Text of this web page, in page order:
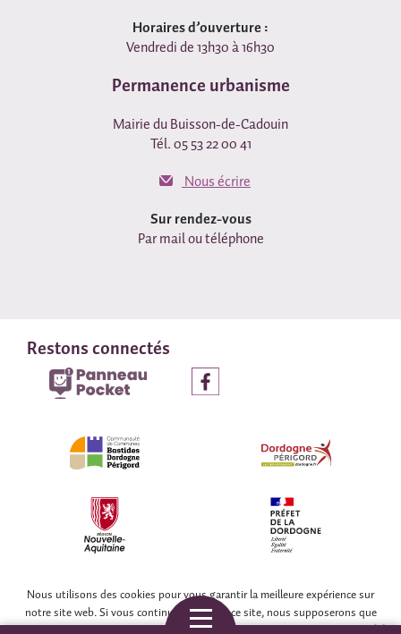
Horaires d’ouverture :
Vendredi de 13h30 à 16h30
Permanence urbanisme
Mairie du Buisson-de-Cadouin
Tél. 05 53 22 00 41
Nous écrire
Sur rendez-vous
Par mail ou téléphone
Restons connectés
© COLLECTIF WEB DORDOGNE
Nous utilisons des cookies pour vous garantir la meilleure expérience sur
notre site web. Si vous continuez à utiliser ce site, nous supposerons que
vous en êtes satisfait.